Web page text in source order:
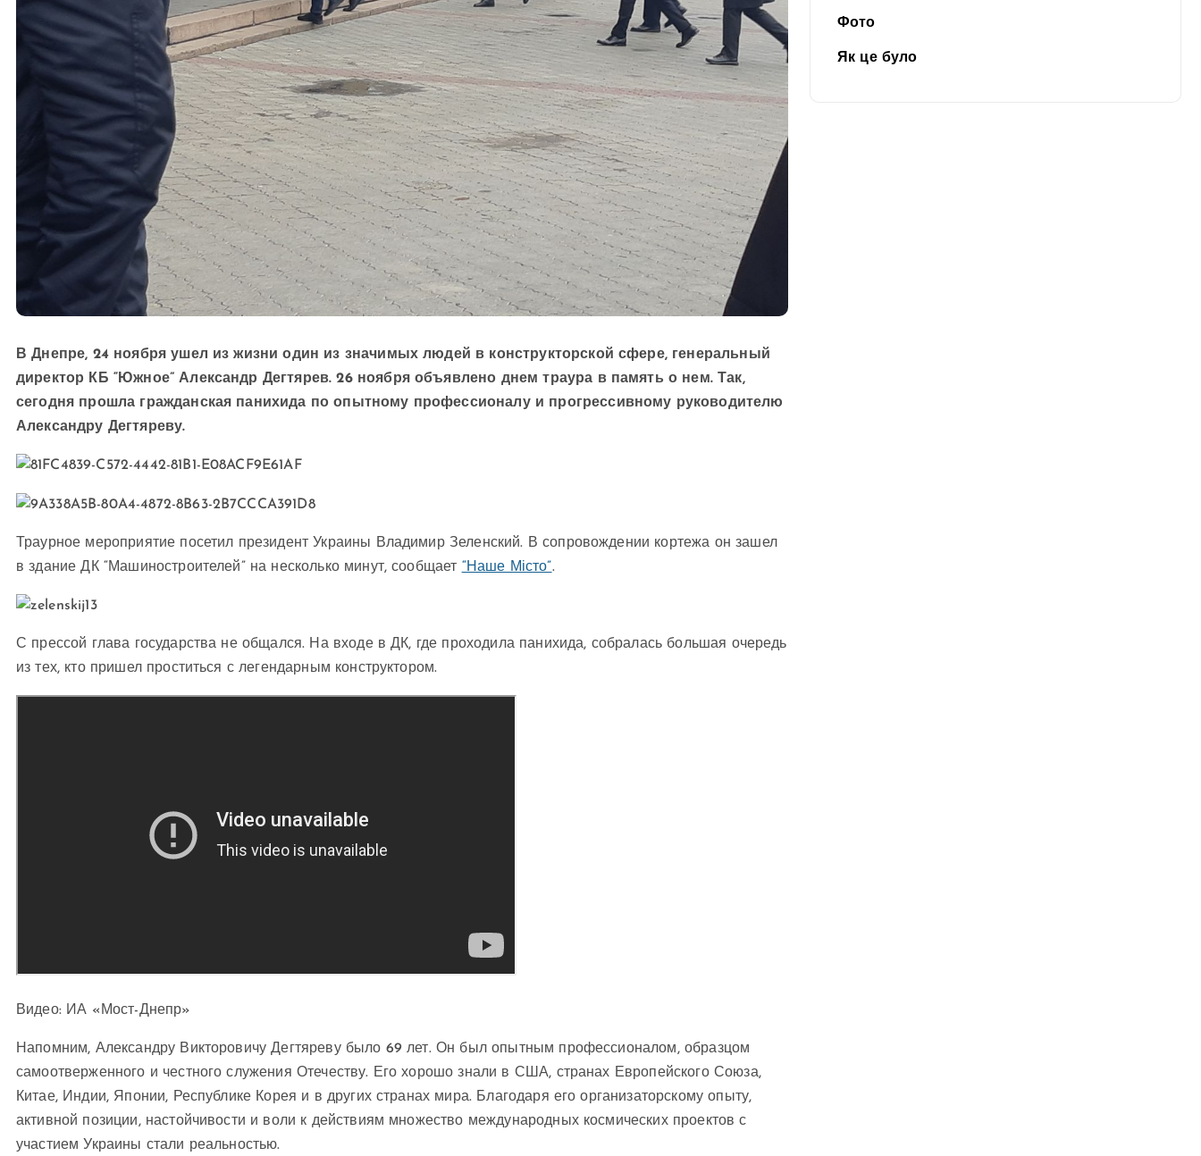
В Днепре, 24 ноября ушел из жизни один из значимых людей в конструкторской сфере, генеральный
директор КБ “Южное” Александр Дегтярев. 26 ноября объявлено днем траура в память о нем. Так,
сегодня прошла гражданская панихида по опытному профессионалу и прогрессивному руководителю
Александру Дегтяреву.
Траурное мероприятие посетил президент Украины Владимир Зеленский. В сопровождении кортежа он зашел
в здание ДК “Машиностроителей” на несколько минут, сообщает “Наше Місто”.
С прессой глава государства не общался. На входе в ДК, где проходила панихида, собралась большая очередь
из тех, кто пришел проститься с легендарным конструктором.
Видео: ИА «Мост-Днепр»
Напомним, Александру Викторовичу Дегтяреву было 69 лет. Он был опытным профессионалом, образцом
самоотверженного и честного служения Отечеству. Его хорошо знали в США, странах Европейского Союза,
Китае, Индии, Японии, Республике Корея и в других странах мира. Благодаря его организаторскому опыту,
активной позиции, настойчивости и воли к действиям множество международных космических проектов с
участием Украины стали реальностью.
Фото
Як це було